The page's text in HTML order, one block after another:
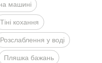
машинi
Тiнi кохання
Розслаблення у водi
Пляшка бажань